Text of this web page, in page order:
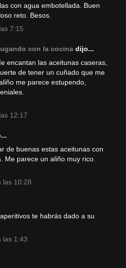
con agua embotellada. Buen
reto. Besos.
7:15
con la cocina dijo...
encantan las aceitunas caseras,
de tener un cuñado que me
me parece estupendo,
12:17
de buenas estas aceitunas con
Me parece un aliño muy rico.
las 10:28
te habrás dado a su
las 1:43